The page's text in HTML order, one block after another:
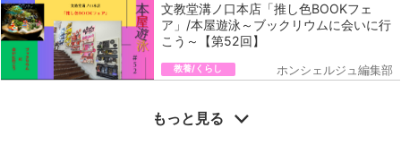
文教堂溝ノ口本店「推し色BOOKフェ
ア」/本屋遊泳～ブックリウムに会いに行
こう～【第52回】
教養/くらし ホンシェルジュ編集部
もっと見る